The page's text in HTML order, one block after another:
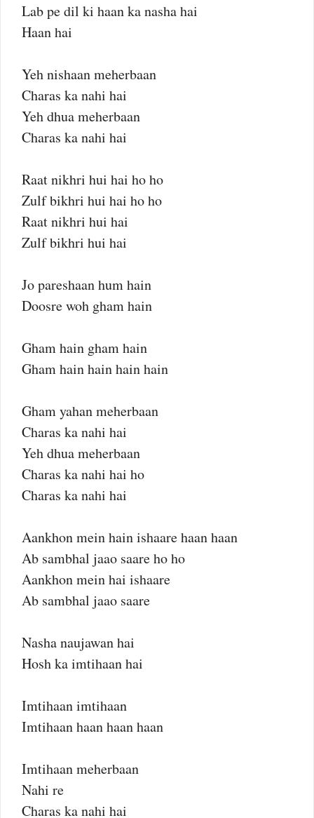
Lab pe dil ki haan ka nasha hai
Haan hai
Yeh nishaan meherbaan
Charas ka nahi hai
Yeh dhua meherbaan
Charas ka nahi hai
Raat nikhri hui hai ho ho
Zulf bikhri hui hai ho ho
Raat nikhri hui hai
Zulf bikhri hui hai
Jo pareshaan hum hain
Doosre woh gham hain
Gham hain gham hain
Gham hain hain hain hain
Gham yahan meherbaan
Charas ka nahi hai
Yeh dhua meherbaan
Charas ka nahi hai ho
Charas ka nahi hai
Aankhon mein hain ishaare haan haan
Ab sambhal jaao saare ho ho
Aankhon mein hai ishaare
Ab sambhal jaao saare
Nasha naujawan hai
Hosh ka imtihaan hai
Imtihaan imtihaan
Imtihaan haan haan haan
Imtihaan meherbaan
Nahi re
Charas ka nahi hai